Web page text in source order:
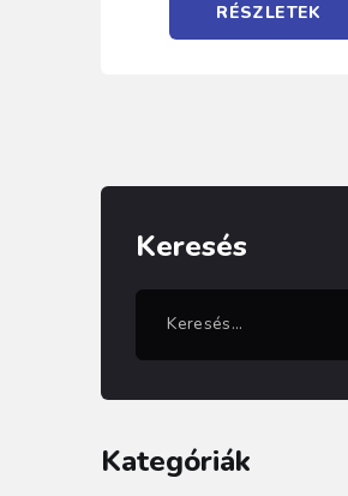
RÉSZLETEK
Keresés
Kategóriák